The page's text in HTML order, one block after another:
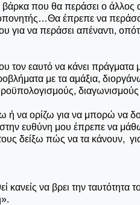
που θα περάσει ο άλλος
έπρεπε να
για να περάσει απέναντι,
τον εαυτό να κάνει
με τα αμάξια,
ή να ορίζω για να μπορώ να
ευθύνη μου έπρεπε να
δείξω πώς να τα κάνουν,
να βρει την ταυτότητα